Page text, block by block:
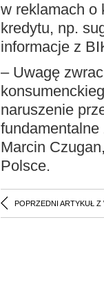
w reklamach o
kredytu, np.
informacje z
– Uwagę
naruszenie
fundamentalne
Marcin
Polsce.
POPRZEDNI ARTYKUŁ Z